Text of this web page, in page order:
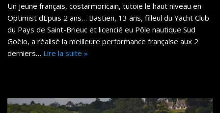
Un jeune français, costarmoricain, tutoie le haut niveau en
Optimist dEpuis 2 ans… Bastien, 13 ans, filleul du Yacht Club
du Pays de Saint-Brieuc et licencié eu Pôle nautique Sud
Goëlo, a réalisé la meilleure performance française aux 2
derniers… Lire la suite »